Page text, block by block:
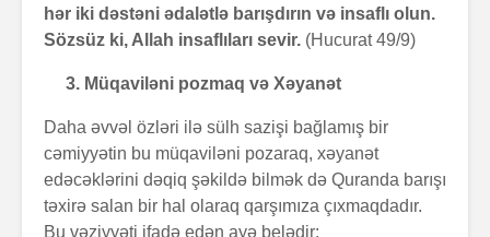
hər iki dəstəni ədalətlə barışdırın və insaflı olun.
Sözsüz ki, Allah insaflıları sevir. (Hucurat 49/9)
3. Müqaviləni pozmaq və Xəyanət
Daha əvvəl özləri ilə sülh sazişi bağlamış bir
cəmiyyətin bu müqaviləni pozaraq, xəyanət
edəcəklərini dəqiq şəkildə bilmək də Quranda barışı
təxirə salan bir hal olaraq qarşımıza çıxmaqdadır.
Bu vəziyyəti ifadə edən ayə belədir: